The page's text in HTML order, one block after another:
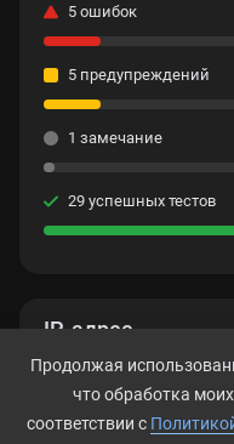
IP-адрес
5 ошибок
5 предупреждений
1 замечание
29 успешных тестов
Продолжая
что обработка
соответствии с